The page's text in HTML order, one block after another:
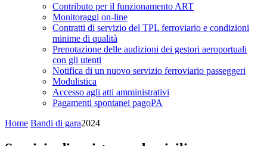
Contributo per il funzionamento ART
Monitoraggi on-line
Contratti di servizio del TPL ferroviario e condizioni
minime di qualità
Prenotazione delle audizioni dei gestori aeroportuali
con gli utenti
Notifica di un nuovo servizio ferroviario passeggeri
Modulistica
Accesso agli atti amministrativi
Pagamenti spontanei pagoPA
Home Bandi di gara2024